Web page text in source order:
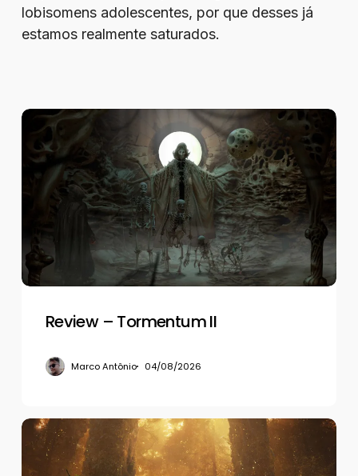
lobisomens adolescentes, por que desses já
estamos realmente saturados.
Review
Tormentum
Review – Tormentum II
Marco Antônio 04/08/2026
Review
–
Beast